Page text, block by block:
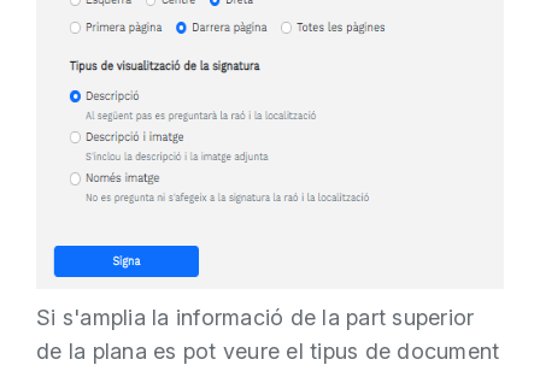
Si s'amplia la informació de la part superior
de la plana es pot veure el tipus de document